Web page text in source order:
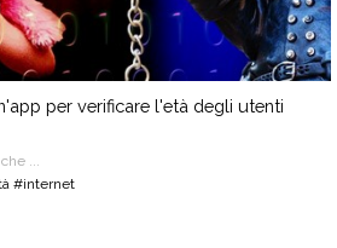
per verificare l'età degli utenti
...
#internet